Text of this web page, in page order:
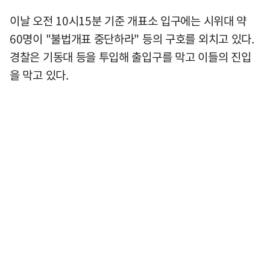
이날 오전 10시15분 기준 개표소 입구에는 시위대 약
60명이 "불법개표 중단하라" 등의 구호를 외치고 있다.
경찰은 기동대 등을 투입해 출입구를 막고 이들의 진입
을 막고 있다.